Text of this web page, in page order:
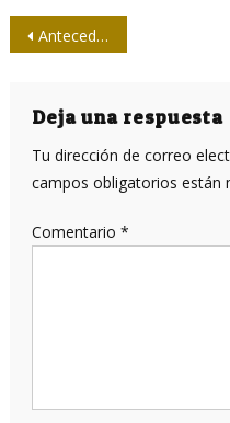
Navegación
entradas
Antecedentes históricos de la UPEC
Deja una respuesta
Tu dirección de correo
campos obligatorios están
Comentario *